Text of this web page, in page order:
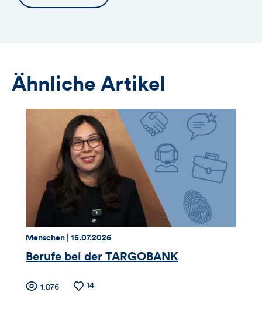
Ähnliche Artikel
Thema:
Menschen | Datum:
15.07.2026
Berufe bei der TARGOBANK
Zähler
Anzahl
1.876
Anzahl
14